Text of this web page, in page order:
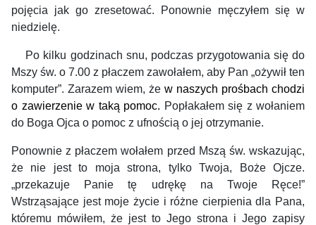
pojęcia jak go zresetować. Ponownie męczyłem się w
niedzielę.
Po kilku godzinach snu, podczas przygotowania się do
Mszy św. o 7.00 z płaczem zawołałem, aby Pan „ożywił ten
komputer”. Zarazem wiem, że w naszych prośbach chodzi
o zawierzenie w taką pomoc. Popłakałem się z wołaniem
do Boga Ojca o pomoc z ufnością o jej otrzymanie.
Ponownie z płaczem wołałem przed Mszą św. wskazując,
że nie jest to moja strona, tylko Twoja, Boże Ojcze.
„przekazuje Panie tę udrękę na Twoje Ręce!”
Wstrząsające jest moje życie i różne cierpienia dla Pana,
któremu mówiłem, że jest to Jego strona i Jego zapisy